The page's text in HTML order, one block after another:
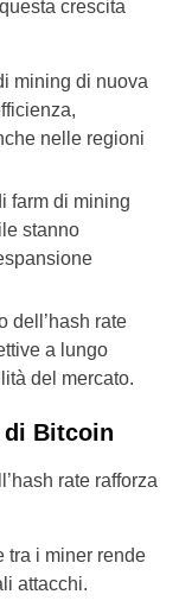
crescita
mining di nuova
nelle regioni
farm di mining
stanno
dell’hash rate
a lungo
del mercato.
di Bitcoin
rate rafforza
tra i miner rende
attacchi.